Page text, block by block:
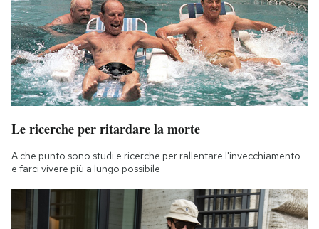
Le ricerche per ritardare la morte
A che punto sono studi e ricerche per rallentare l'invecchiamento
e farci vivere più a lungo possibile